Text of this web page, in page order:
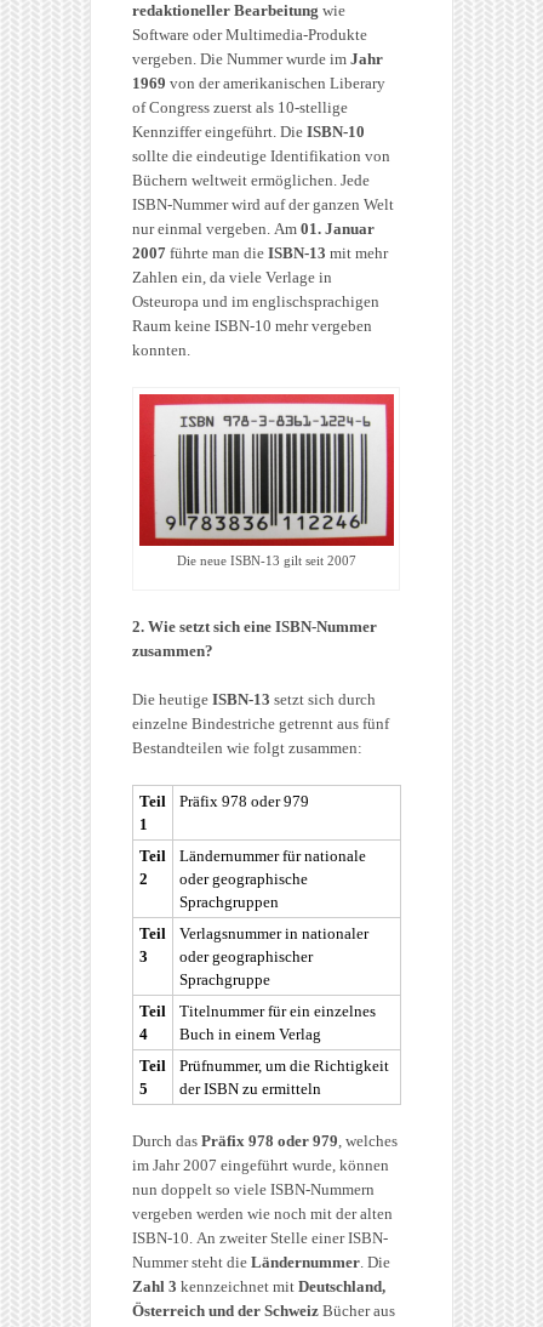
redaktioneller Bearbeitung wie
Software oder Multimedia-Produkte
vergeben. Die Nummer wurde im Jahr
1969 von der amerikanischen Liberary
of Congress zuerst als 10-stellige
Kennziffer eingeführt. Die ISBN-10
sollte die eindeutige Identifikation von
Büchern weltweit ermöglichen. Jede
ISBN-Nummer wird auf der ganzen Welt
nur einmal vergeben. Am 01. Januar
2007 führte man die ISBN-13 mit mehr
Zahlen ein, da viele Verlage in
Osteuropa und im englischsprachigen
Raum keine ISBN-10 mehr vergeben
konnten.
Die neue ISBN-13 gilt seit 2007
2. Wie setzt sich eine ISBN-Nummer
zusammen?
Die heutige ISBN-13 setzt sich durch
einzelne Bindestriche getrennt aus fünf
Bestandteilen wie folgt zusammen:
Teil
1
Präfix 978 oder 979
Teil
2
Ländernummer für nationale
oder geographische
Sprachgruppen
Teil
3
Verlagsnummer in nationaler
oder geographischer
Sprachgruppe
Teil
4
Titelnummer für ein einzelnes
Buch in einem Verlag
Teil
5
Prüfnummer, um die Richtigkeit
der ISBN zu ermitteln
Durch das Präfix 978 oder 979, welches
im Jahr 2007 eingeführt wurde, können
nun doppelt so viele ISBN-Nummern
vergeben werden wie noch mit der alten
ISBN-10. An zweiter Stelle einer ISBN-
Nummer steht die Ländernummer. Die
Zahl 3 kennzeichnet mit Deutschland,
Österreich und der Schweiz Bücher aus